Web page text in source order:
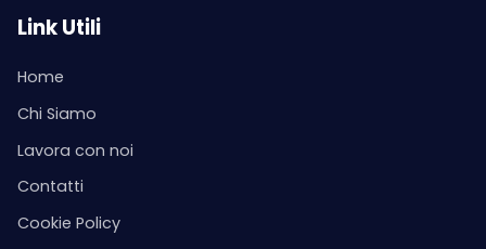
Link Utili
Home
Chi Siamo
Lavora con noi
Contatti
Cookie Policy